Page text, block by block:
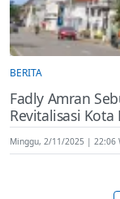
BERITA
Fadly Amran
Revitalisasi Kota
Minggu, 2/11/2025 | 22:06